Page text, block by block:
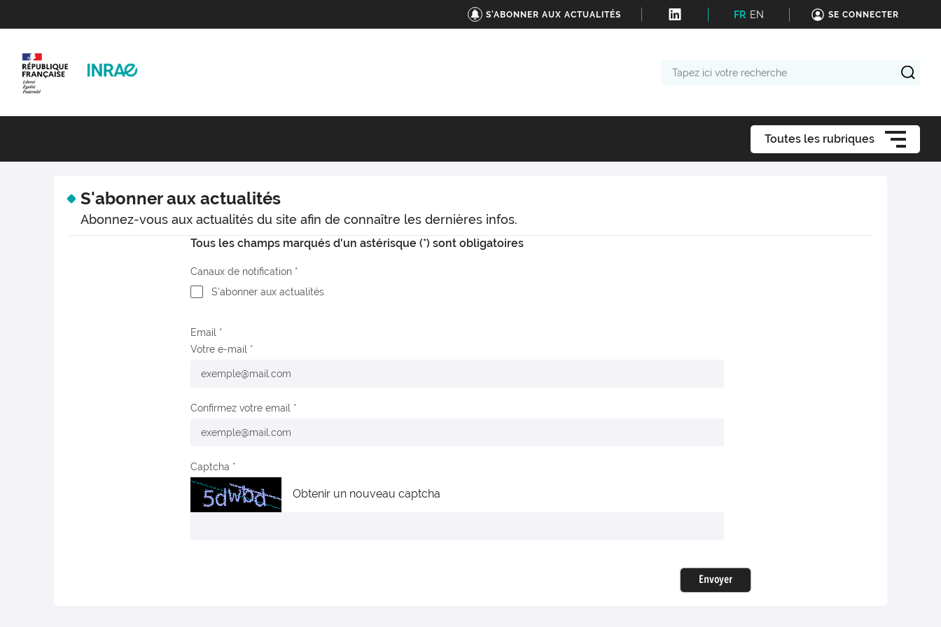
S'ABONNER AUX ACTUALITÉS FR EN SE CONNECTER
Toutes les rubriques
S'abonner aux actualités
Abonnez-vous aux actualités du site afin de connaître les dernières infos.
Tous les champs marqués d'un astérisque (*) sont obligatoires
Canaux de notification
S'abonner aux actualités
Email
Votre e-mail
Confirmez votre email
Captcha
Obtenir un nouveau captcha
Envoyer